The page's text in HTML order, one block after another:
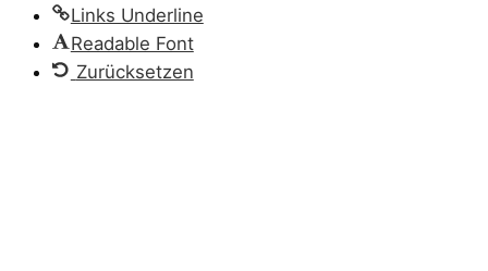
Links Underline
Readable Font
Zurücksetzen